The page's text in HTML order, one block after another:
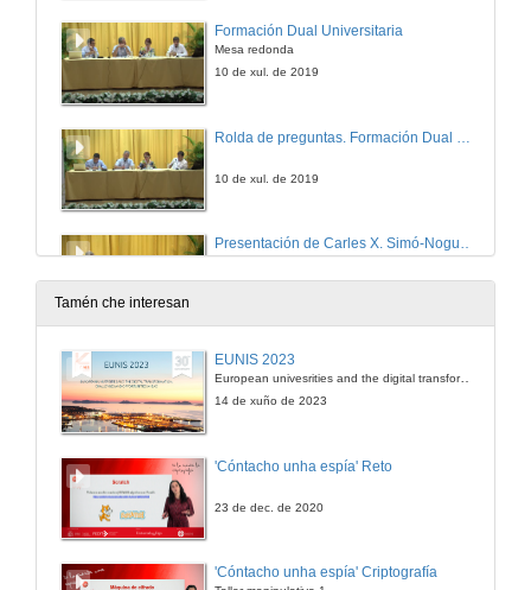
Formación Dual Universitaria
Mesa redonda
10 de xul. de 2019
10 de xul. de 2019
Presentación de Carles X. Simó-Noguera e Tom Piñeros Shields
11 de xul. de 2019
Conferencia
Presentación de Teresa Pessoa
Tamén che interesan
EUNIS 2023
European univesrities and the digital transformation: challenges and opportunities ahead
14 de xuño de 2023
'Cóntacho unha espía' Reto
23 de dec. de 2020
'Cóntacho unha espía' Criptografía